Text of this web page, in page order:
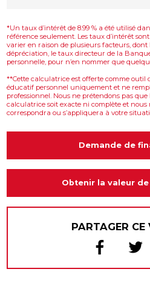
*Un taux d’intérêt de 8.99 % a été utilisé
référence seulement. Les taux d’intérêt
varier en raison de plusieurs facteurs, dont
dépréciation, le taux directeur de la
personnelle, pour n’en nommer que
**Cette calculatrice est offerte comme
éducatif personnel uniquement et ne
professionnel. Nous ne prétendons pas
calculatrice soit exacte ni complète et
correspondra ou s’appliquera à votre
Demande de
Obtenir la valeur
PARTAGER CE